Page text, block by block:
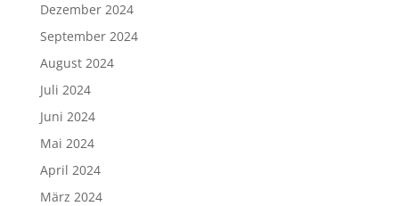
Dezember 2024
September 2024
August 2024
Juli 2024
Juni 2024
Mai 2024
April 2024
März 2024